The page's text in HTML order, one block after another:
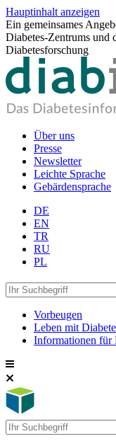
Hauptinhalt anzeigen
Ein gemeinsames
Diabetes-Zentrums und
Diabetesforschung
Über uns
Presse
Newsletter
Leichte Sprache
Gebärdensprache
DE
EN
TR
RU
PL
Vorbeugen
Leben mit
Informationen für